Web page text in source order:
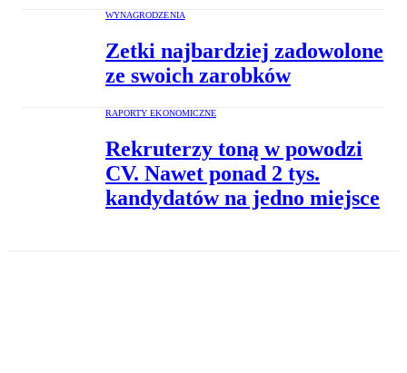
WYNAGRODZENIA
Zetki najbardziej zadowolone
ze swoich zarobków
RAPORTY EKONOMICZNE
Rekruterzy toną w powodzi
CV. Nawet ponad 2 tys.
kandydatów na jedno miejsce